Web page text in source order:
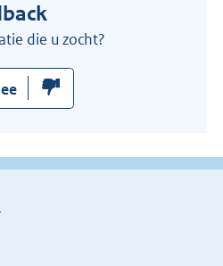
die u zocht?